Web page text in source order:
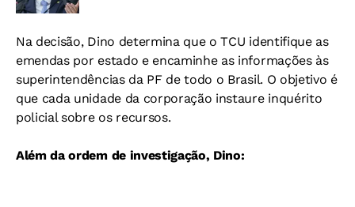
Na decisão, Dino determina que o TCU identifique as
emendas por estado e encaminhe as informações às
superintendências da PF de todo o Brasil. O objetivo é
que cada unidade da corporação instaure inquérito
policial sobre os recursos.
Além da ordem de investigação, Dino: